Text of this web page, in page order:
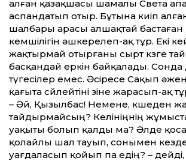
алған қазақшасы шамалы Света
аспандатып отыр. Бұтына киіп
шалбары арасы алшақтай бастаған
кемшілігін әшкерелеп-ақ тұр. Екі
жақтырмай отырғаны сырт көзге
басқандай еркін байқалады. Сонда
түгесілер емес. Әсіресе Сақып
қағыта сөйлейтіні өзіне жарасып-ақ
– Әй, Қызылбас! Немене, көшеден
тайдырмайсың? Келініңнің
уақыты болып қалды ма? Әлде
қолайлы шал тауып, сонымен
уағдаласып қойып па едің? –